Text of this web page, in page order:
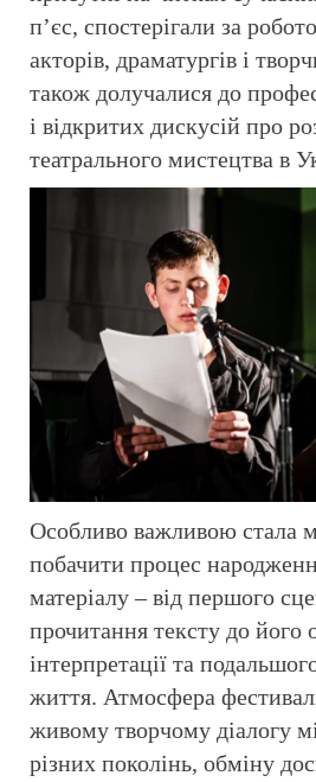
п’єс, спостерігали за
акторів, драматургів і
також долучалися до
і відкритих дискусій про
театрального мистецтва в
Особливо важливою стала
побачити процес
матеріалу – від першого
прочитання тексту до його
інтерпретації та
життя. Атмосфера
живому творчому діалогу
різних поколінь, обміну